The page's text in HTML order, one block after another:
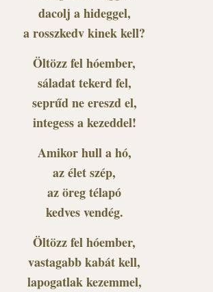
dacolj a hideggel,
a rosszkedv kinek kell?
Öltözz fel hóember,
sáladat tekerd fel,
seprűd ne ereszd el,
integess a kezeddel!
Amikor hull a hó,
az élet szép,
az öreg télapó
kedves vendég.
Öltözz fel hóember,
vastagabb kabát kell,
lapogatlak kezemmel,